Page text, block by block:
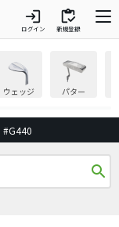
login
ログイン
inventory
新規登録
ウェッジ パター
#G440
search